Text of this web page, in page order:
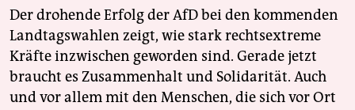
Der drohende Erfolg der AfD bei den kommenden
Landtagswahlen zeigt, wie stark rechtsextreme
Kräfte inzwischen geworden sind. Gerade jetzt
braucht es Zusammenhalt und Solidarität. Auch
und vor allem mit den Menschen, die sich vor Ort